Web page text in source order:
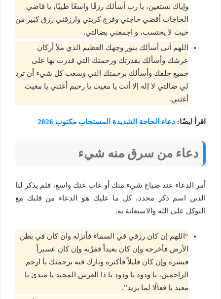
وإياك نستعين، يا رب أسألك رزقًا واسعًا طيبًا، يا قاضي
الحاجات أقضي حاجتي وفرج كربتي وارزقني رزق كبير من
حيث لا يحتسب، و اجمعني بضالتي.
اللهم أنى أسألك بنور وجهك العظيم الذي ملأ أركان
عرشك وأسألك بقدرتك ورحمتك التي قدرت بها على
جميع خلقك وأسألك برحمتك التي وسعت كل شيء أن ترد
لي ضالتي لا إله إلا أنت يا مغيث يا رحيم أغثني يا مغيث
أغثني.
اقرأ ايضًا: دعاء الحاجة الشديدة المستجاب مكتوب 2026
دعاء من سرق منه شيء
أمر الدعاء عند ضياع شيء منك أو غاب عنك واسع، فلم يذكر لنا
الدين اسم ذكر محدد، كل ما عليك هو الدعاء من قلبك مع
التوكل على الله والاستعانة به.
“اللهم إن كان رزقي في السماء فأنزله وان كان في بطن
الأرض فأخرجه وإن كان بعيداً فقرِّبه وإن كان عسيراً
فيسره وإن كان قليلاً فأكثره وبارك فيه برحمتك يأ ارحم
الراحمين، يا ودود يا ودود يا ذا العرش المجيد يا مبدئ يا
معيد يا فعالًا لما يريد”.